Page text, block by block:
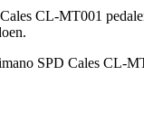
CL-MT001
SPD Cales CL-